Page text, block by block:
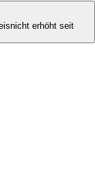
nicht erhöht seit